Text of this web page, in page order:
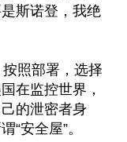
斯诺登，我绝
照部署，选择
在监控世界，
的泄密者身
“安全屋”。